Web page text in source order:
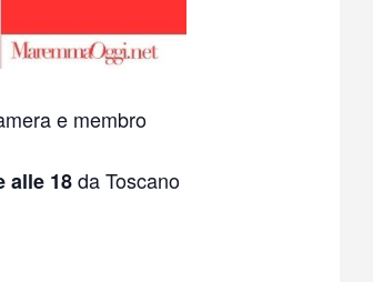
e membro
alle 18da Toscano